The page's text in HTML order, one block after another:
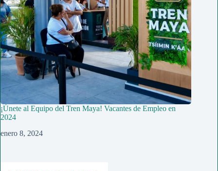
¡Únete al Equipo del Tren Maya! Vacantes de Empleo en
2024
enero 8, 2024